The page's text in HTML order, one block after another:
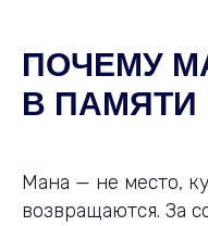
ПОЧЕМУ
В ПАМЯТИ
Мана — не место,
возвращаются. За